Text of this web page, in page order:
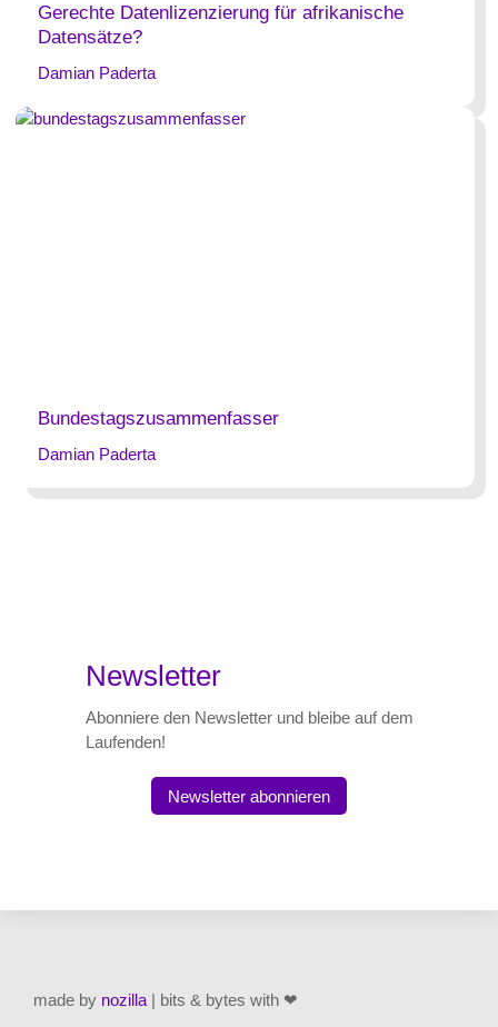
Gerechte Datenlizenzierung für afrikanische
Datensätze?
Damian Paderta
Bundestagszusammenfasser
Damian Paderta
Newsletter
Abonniere den Newsletter und bleibe auf dem
Laufenden!
Newsletter abonnieren
made by nozilla | bits & bytes with ❤